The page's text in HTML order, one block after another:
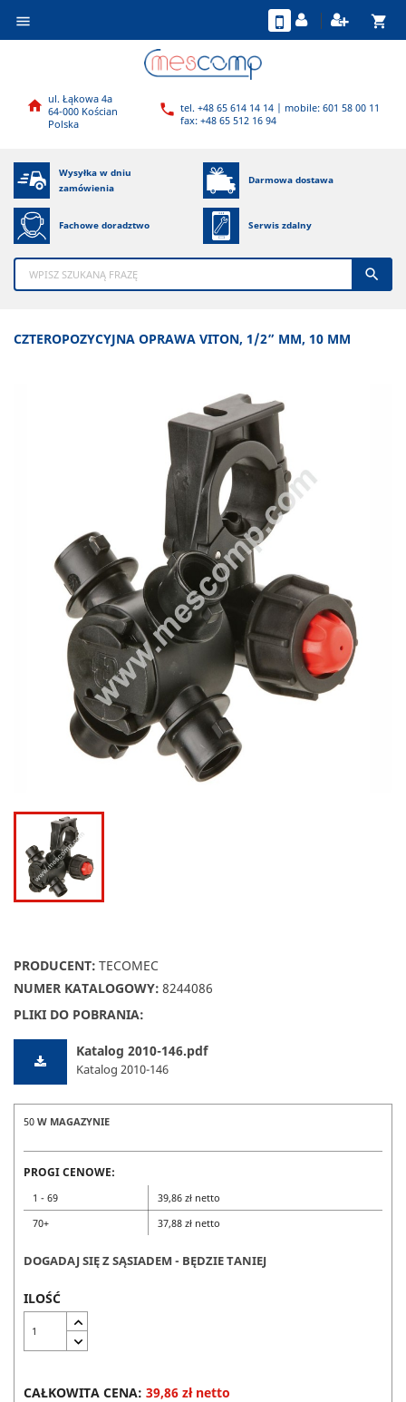
 shopping_cart
 ul. Łąkowa 4a
64-000 Kościan
Polska
 tel. +48 65 614 14 14 | mobile: 601 58 00 11
fax: +48 65 512 16 94
Wysyłka w dniu
zamówienia
Darmowa dostawa
Fachowe doradztwo Serwis zdalny

CZTEROPOZYCYJNA OPRAWA VITON, 1/2” MM, 10 MM
PRODUCENT: TECOMEC
NUMER KATALOGOWY: 8244086
PLIKI DO POBRANIA:
Katalog 2010-146.pdf
Katalog 2010-146
50 W MAGAZYNIE
PROGI CENOWE:
1 - 69
39,86 zł netto
70+
37,88 zł netto
DOGADAJ SIĘ Z SĄSIADEM - BĘDZIE TANIEJ
ILOŚĆ
CAŁKOWITA CENA: 39,86 zł netto